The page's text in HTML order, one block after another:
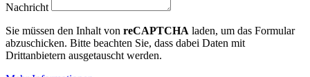
Nachricht
Sie müssen den Inhalt von reCAPTCHA laden, um das Formular
abzuschicken. Bitte beachten Sie, dass dabei Daten mit
Drittanbietern ausgetauscht werden.